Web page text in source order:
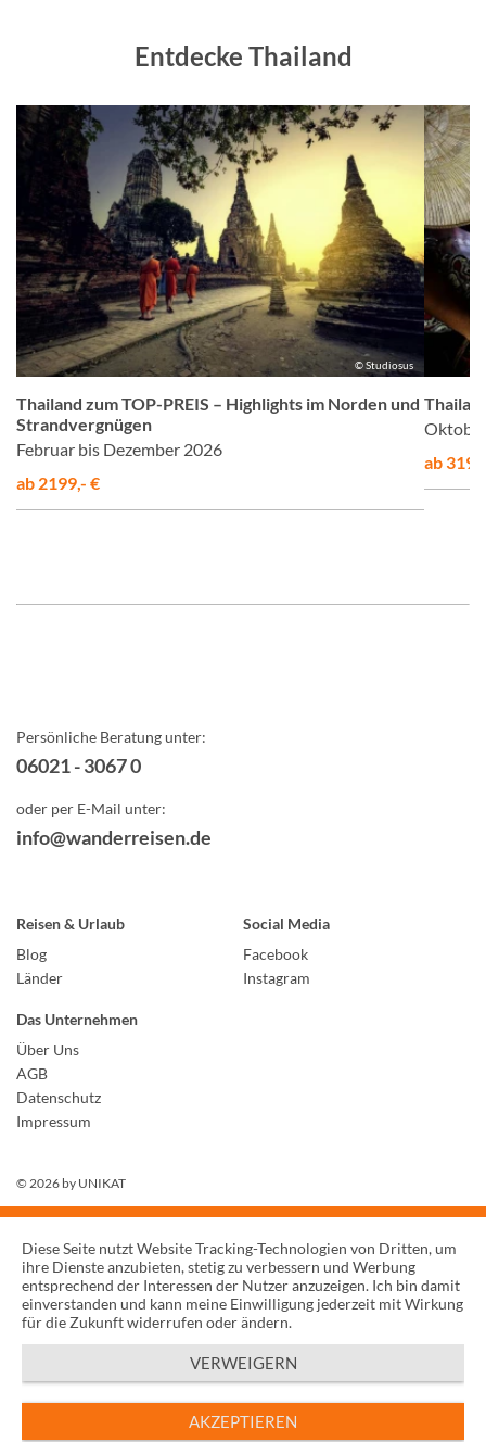
Entdecke Thailand
© Studiosus
Thailand zum TOP-PREIS – Highlights im Norden und
Strandvergnügen
Februar bis Dezember 2026
ab 2199,- €
ab
Persönliche Beratung unter:
06021 - 3067 0
oder per E-Mail unter:
info@wanderreisen.de
Reisen & Urlaub
Blog
Länder
Social Media
Facebook
Instagram
Das Unternehmen
Über Uns
AGB
Datenschutz
Impressum
© 2026 by UNIKAT
Diese Seite nutzt Website Tracking-Technologien von Dritten, um
ihre Dienste anzubieten, stetig zu verbessern und Werbung
entsprechend der Interessen der Nutzer anzuzeigen. Ich bin damit
einverstanden und kann meine Einwilligung jederzeit mit Wirkung
für die Zukunft widerrufen oder ändern.
VERWEIGERN
AKZEPTIEREN